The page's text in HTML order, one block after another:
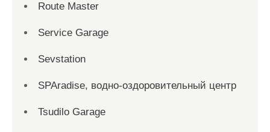
Route Master
Service Garage
Sevstation
SPAradise, водно-оздоровительный центр
Tsudilo Garage